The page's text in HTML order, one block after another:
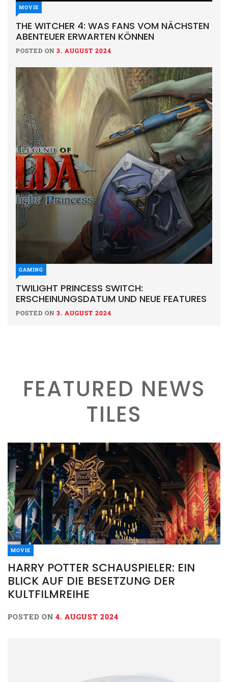
MOVIE
THE WITCHER 4: WAS FANS VOM NÄCHSTEN
ABENTEUER ERWARTEN KÖNNEN
POSTED ON 3. AUGUST 2024
GAMING
TWILIGHT PRINCESS SWITCH:
ERSCHEINUNGSDATUM UND NEUE FEATURES
POSTED ON 3. AUGUST 2024
FEATURED NEWS
TILES
MOVIE
HARRY POTTER SCHAUSPIELER: EIN
BLICK AUF DIE BESETZUNG DER
KULTFILMREIHE
POSTED ON 4. AUGUST 2024